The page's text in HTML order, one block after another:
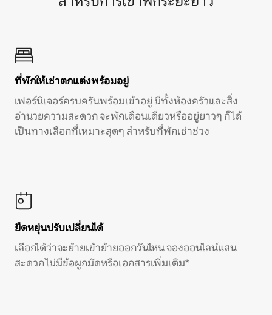
ที่พักให้เช่าตกแต่งพร้อมอยู่
เฟอร์นิเจอร์ครบครันพร้อมเข้าอยู่ มีทั้งห้องครัวและสิ่ง
อำนวยความสะดวก จะพักเดือนเดียวหรืออยู่ยาวๆ ก็ได้
เป็นทางเลือกที่เหมาะสุดๆ สำหรับที่พักเช่าช่วง
ยืดหยุ่นปรับเปลี่ยนได้
เลือกได้ว่าจะย้ายเข้าย้ายออกวันไหน จองออนไลน์แสน
สะดวก ไม่มีข้อผูกมัดหรือเอกสารเพิ่มเติม*